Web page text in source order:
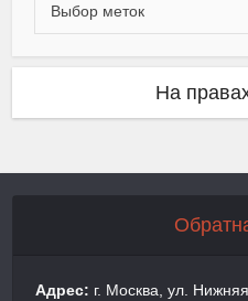
На
Адрес: г. Москва, ул.